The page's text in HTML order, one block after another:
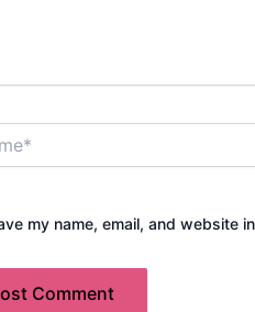
my name, email, and website